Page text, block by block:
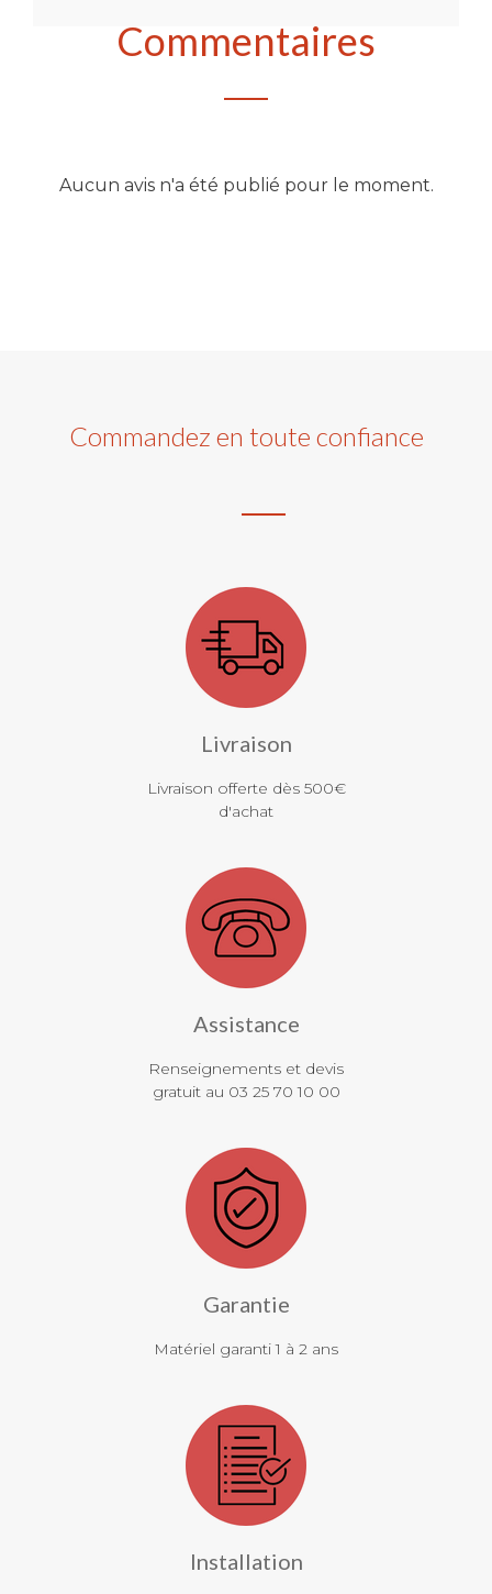
Commentaires
Aucun avis n'a été publié pour le moment.
Commandez en toute confiance
Livraison
Livraison offerte dès 500€
d'achat
Assistance
Renseignements et devis
gratuit au 03 25 70 10 00
Garantie
Matériel garanti 1 à 2 ans
Installation